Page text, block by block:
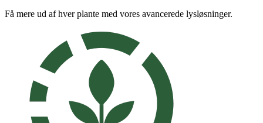
Få mere ud af hver plante med vores avancerede lysløsninger.